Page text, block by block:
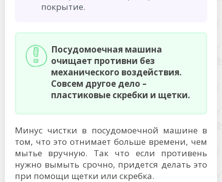
покрытие.
Посудомоечная машина
очищает противни без
механического воздействия.
Совсем другое дело –
пластиковые скребки и щетки.
Минус чистки в посудомоечной машине в
том, что это отнимает больше времени, чем
мытье вручную. Так что если противень
нужно вымыть срочно, придется делать это
при помощи щетки или скребка.